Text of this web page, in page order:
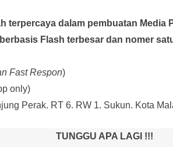
terpercaya dalam pembuatan Media
berbasis Flash terbesar dan nomer
Fast Respon)
only)
Perak. RT 6. RW 1. Sukun. Kota
TUNGGU APA LAGI !!!